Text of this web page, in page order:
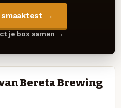
smaaktest →
je box samen →
Bereta Brewing